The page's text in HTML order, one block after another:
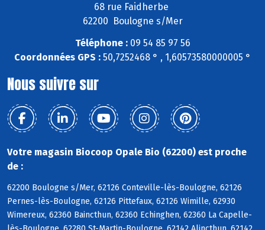
68 rue Faidherbe
62200 Boulogne s/Mer
Téléphone :09 54 85 97 56
Coordonnées GPS : 50,7252468 ° , 1,60573580000005 °
Nous suivre sur
Votre magasin Biocoop Opale Bio (62200) est proche
de :
62200 Boulogne s/Mer, 62126 Conteville-lès-Boulogne, 62126
Pernes-lès-Boulogne, 62126 Pittefaux, 62126 Wimille, 62930
Wimereux, 62360 Baincthun, 62360 Echinghen, 62360 La Capelle-